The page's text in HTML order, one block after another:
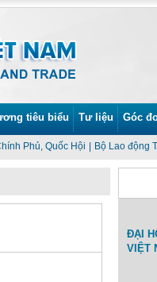
tiêu biểu Tư liệu Góc
Phủ, Quốc Hội Bộ Lao động
Công nhân và ThángĐẠI
VIỆT